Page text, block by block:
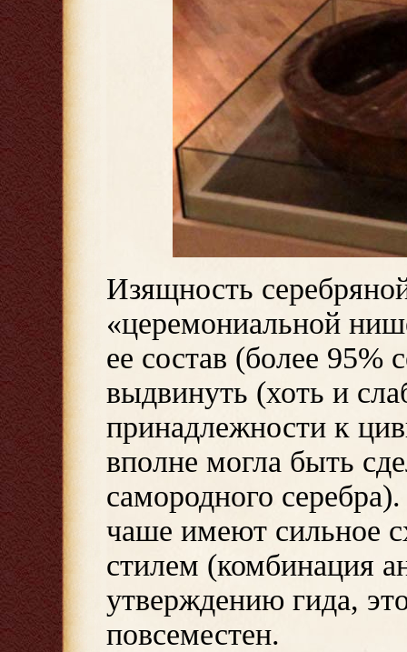
Изящность
«церемониальной
ее состав (более 95%
выдвинуть (хоть и
принадлежности к
вполне могла быть
самородного
чаше имеют сильное
стилем (комбинация
утверждению гида,
повсеместен.